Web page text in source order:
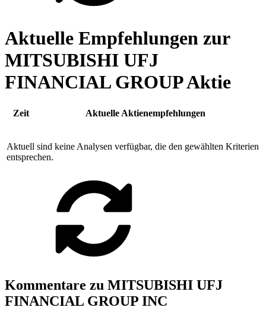
Aktuelle Empfehlungen zur
MITSUBISHI UFJ
FINANCIAL GROUP Aktie
Zeit Aktuelle Aktienempfehlungen
Aktuell sind keine Analysen verfügbar, die den gewählten Kriterien
entsprechen.
Kommentare zu MITSUBISHI UFJ
FINANCIAL GROUP INC